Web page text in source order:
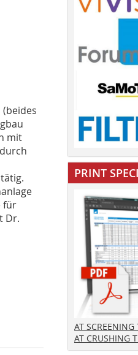
mit
für
Dr.
PRINT
AT
AT CRUSHING